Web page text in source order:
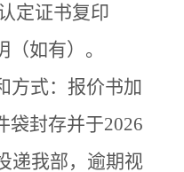
定证书复印
如有）。
方式：报价书加
袋封存并于2026
递我部，逾期视